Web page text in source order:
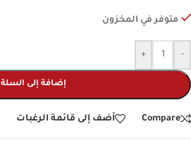
متوفر في المخزون
-
+
إضافة إلى السلة
Compare أضف إلى قائمة الرغبات